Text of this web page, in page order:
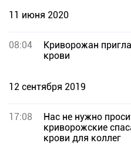
11 июня 2020
08:04
Криворожан
крови
12 сентября 2019
17:08
Нас не нужно
криворожские
крови для коллег